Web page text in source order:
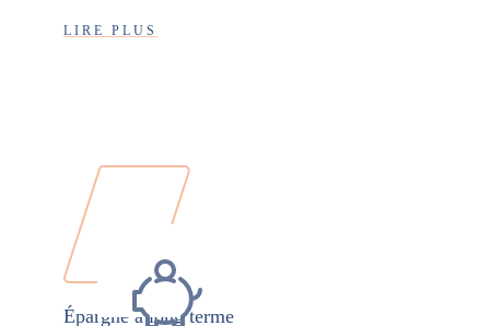
LIRE PLUS
Épargne à long terme